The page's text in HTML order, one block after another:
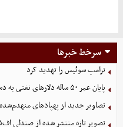
سرخط خبرها
ترامپ سوئیس را تهدید کرد
پایان عمر ۵۰ ساله دلارهای نفتی به دست ایران
تصاویر جدید از پهپادهای
تصویر تازه منتشر شده از صندلی اف۱۵ سرنگون‌شده‌ی آمریکایی توسط سپاه